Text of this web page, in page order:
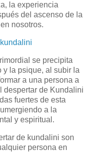
la experiencia
del ascenso de la
nosotros.
se precipita
y la psique, al subir la
a una persona a
despertar de Kundalini
fuertes de esta
a la
y espiritual.
de kundalini son
persona en